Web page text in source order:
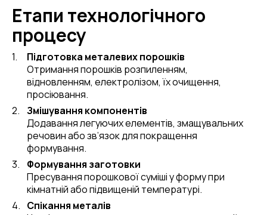
Етапи технологічного
процесу
Підготовка металевих порошків
Отримання порошків розпиленням,
відновленням, електролізом, їх очищення,
просіювання.
Змішування компонентів
Додавання легуючих елементів, змащувальних
речовин або зв’язок для покращення
формування.
Формування заготовки
Пресування порошкової суміші у форму при
кімнатній або підвищеній температурі.
Спікання металів